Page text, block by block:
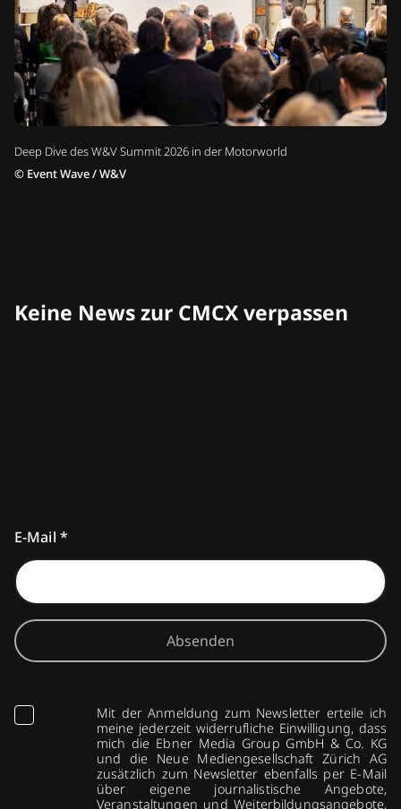
Deep Dive des W&V Summit 2026 in der Motorworld
© Event Wave / W&V
Keine News zur CMCX verpassen
E-Mail *
Absenden
Mit der Anmeldung zum Newsletter erteile ich
meine jederzeit widerrufliche Einwilligung, dass
mich die Ebner Media Group GmbH & Co. KG
und die Neue Mediengesellschaft Zürich AG
zusätzlich zum Newsletter ebenfalls per E-Mail
über eigene journalistische Angebote,
Veranstaltungen und Weiterbildungsangebote,